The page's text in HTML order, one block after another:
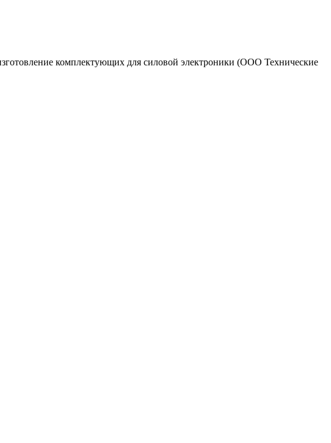
комплектующих для силовой электроники (ООО Технические